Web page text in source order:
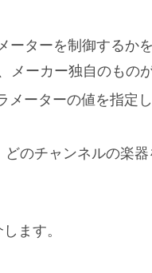
ターを制御するかを
ーカー独自のもの
メーターの値を指定
のチャンネルの楽
ます。